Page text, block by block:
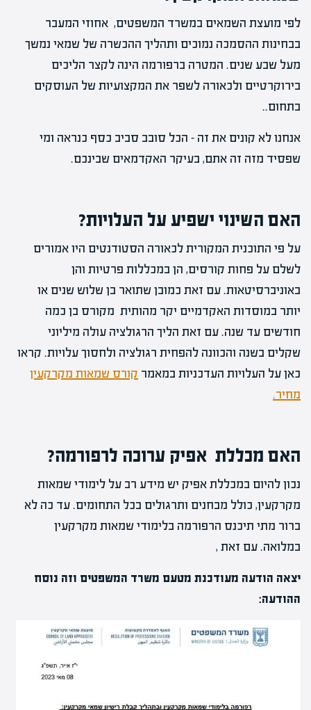
לפי מועצת השמאים במשרד המשפטים, אחוזי המעבר
בבחינות ההסמכה נמוכים ותהליך ההכשרה של שמאי נמשך
מעל שבע שנים. המטרה ברפורמה הינה לקצר הליכים
בירוקרטיים ולכאורה לשפר את המקצועיות של העוסקים
בתחום..
אנחנו לא קונים את זה – הכל סובב סביב כסף כנראה ומי
שפסיד מזה זה אתם, בעיקר האקדמאים שבינכם.
האם השינוי ישפיע על העלויות?
על פי התוכנית המקורית לכאורה הסטודנטים היו אמורים
לשלם על פחות קורסים, הן במכללות פרטיות והן
באוניברסיטאות. עם זאת כמובן שתואר בן שלוש שנים או
יותר במוסדות האקדמיים יקר מהותית מקורס בן כמה
חודשים עד שנה. עם זאת הליך הרגולציה עולה מיליוני
שקלים בשנה והכוונה להפחית רגולציה ולחסוך עלויות. קראו
כאן על העלויות העדכניות במאמר קורס שמאות מקרקעין
מחיר.
האם מכללת אפיק ערוכה לרפורמה?
נכון להיום במכללת אפיק יש מידע רב על לימודי שמאות
מקרקעין, כולל מבחנים ותרגולים בכל התחומים. עד כה לא
ברור מתי תיכנס הרפורמה בלימודי שמאות מקרקעין
במלואה. עם זאת ,
יצאה הודעה מעודכנת מטעם משרד המשפטים וזה נוסח
ההודעה: